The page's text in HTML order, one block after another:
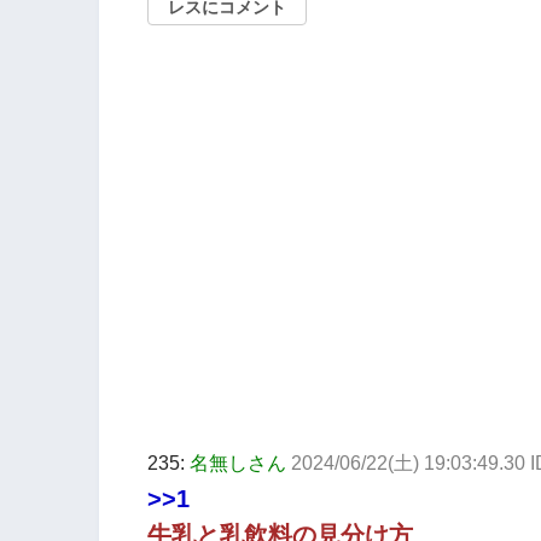
レスにコメント
235: 名無しさん 2024/06/22(土) 19:03:49.30
>>1
牛乳と乳飲料の見分け方